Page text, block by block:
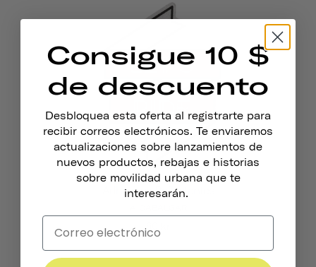
Adhesivos Reflectantes
Consigue 10 $
de descuento
Desbloquea esta oferta al registrarte para
recibir correos electrónicos. Te enviaremos
actualizaciones sobre lanzamientos de
nuevos productos, rebajas e historias
sobre movilidad urbana que te
interesarán.